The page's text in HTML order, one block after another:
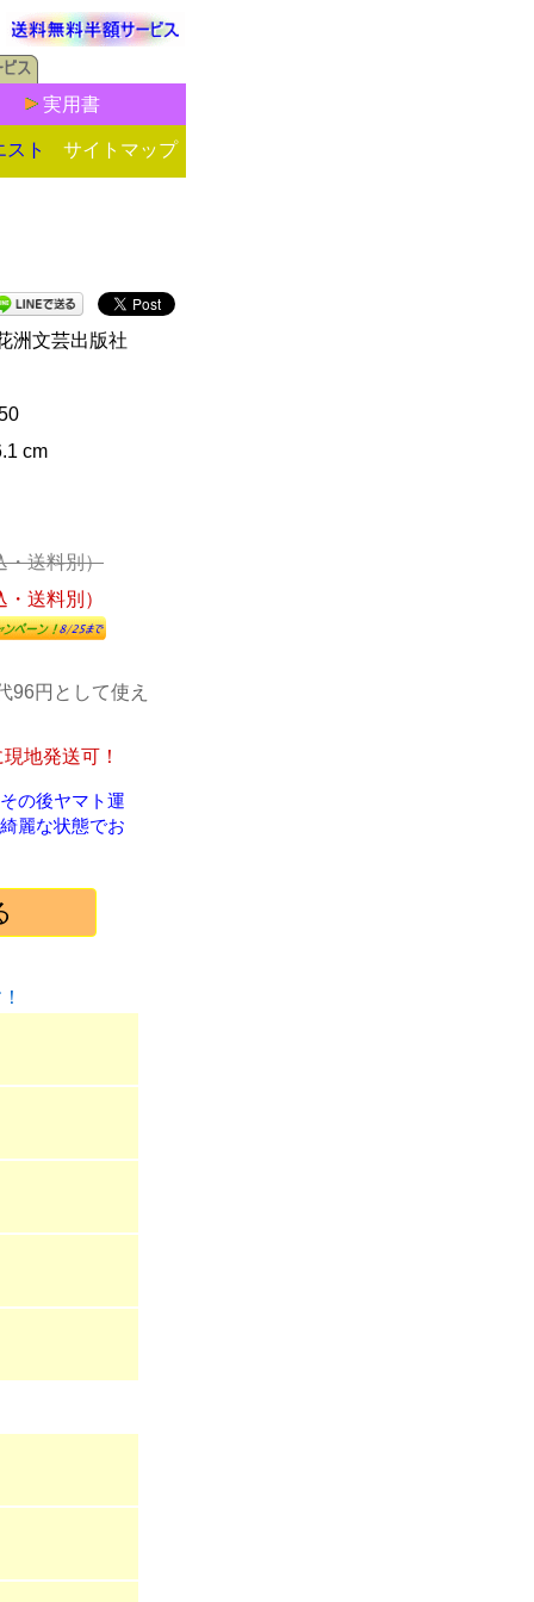
実用書
スト サイトマップ
洲文芸出版社
cm
・送料別）
・送料別）
96円として使え
地発送可！
の後ヤマト運
麗な状態でお